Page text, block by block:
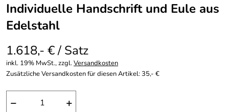
Individuelle Handschrift und Eule aus
Edelstahl
1.618,- € / Satz
inkl. 19% MwSt., zzgl.Versandkosten
Zusätzliche Versandkosten für diesen Artikel: 35,- €
− +